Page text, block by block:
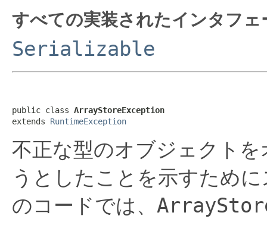
すべての実装されたインタフ
Serializable
public class ArrayStoreException
extends RuntimeException
不正な型のオブジェクト
うとしたことを示すため
のコードでは、